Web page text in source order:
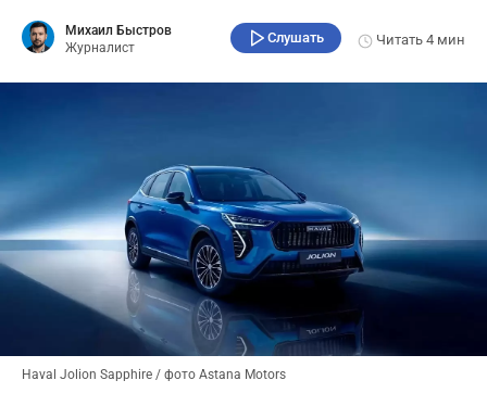
Михаил Быстров
Журналист
Слушать Читать 4 мин
Haval Jolion Sapphire / фото Astana Motors